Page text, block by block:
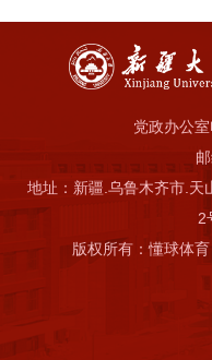
党政办公
地址：新疆.乌鲁木齐市.天
2
版权所有：懂球体